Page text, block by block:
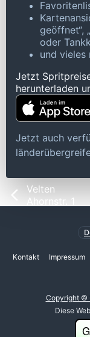
geöffnet“,
oder
und vieles
Jetzt
herunterladen
Jetzt auch
Velten
Ahornstr. 1
Kontakt Impressum
Copyright ©
Diese